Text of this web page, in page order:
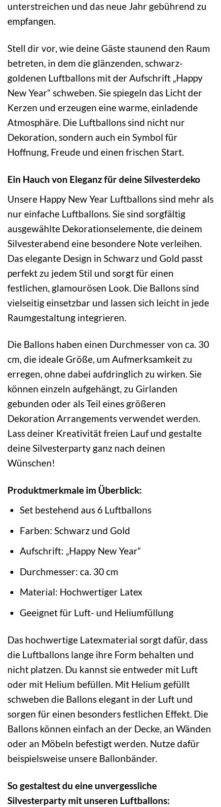
unterstreichen und das neue Jahr gebührend zu
empfangen.
Stell dir vor, wie deine Gäste staunend den Raum
betreten, in dem die glänzenden, schwarz-
goldenen Luftballons mit der Aufschrift „Happy
New Year“ schweben. Sie spiegeln das Licht der
Kerzen und erzeugen eine warme, einladende
Atmosphäre. Die Luftballons sind nicht nur
Dekoration, sondern auch ein Symbol für
Hoffnung, Freude und einen frischen Start.
Ein Hauch von Eleganz für deine Silvesterdeko
Unsere Happy New Year Luftballons sind mehr als
nur einfache Luftballons. Sie sind sorgfältig
ausgewählte Dekorationselemente, die deinem
Silvesterabend eine besondere Note verleihen.
Das elegante Design in Schwarz und Gold passt
perfekt zu jedem Stil und sorgt für einen
festlichen, glamourösen Look. Die Ballons sind
vielseitig einsetzbar und lassen sich leicht in jede
Raumgestaltung integrieren.
Die Ballons haben einen Durchmesser von ca. 30
cm, die ideale Größe, um Aufmerksamkeit zu
erregen, ohne dabei aufdringlich zu wirken. Sie
können einzeln aufgehängt, zu Girlanden
gebunden oder als Teil eines größeren
Dekoration Arrangements verwendet werden.
Lass deiner Kreativität freien Lauf und gestalte
deine Silvesterparty ganz nach deinen
Wünschen!
Produktmerkmale im Überblick:
Set bestehend aus 6 Luftballons
Farben: Schwarz und Gold
Aufschrift: „Happy New Year“
Durchmesser: ca. 30 cm
Material: Hochwertiger Latex
Geeignet für Luft- und Heliumfüllung
Das hochwertige Latexmaterial sorgt dafür, dass
die Luftballons lange ihre Form behalten und
nicht platzen. Du kannst sie entweder mit Luft
oder mit Helium befüllen. Mit Helium gefüllt
schweben die Ballons elegant in der Luft und
sorgen für einen besonders festlichen Effekt. Die
Ballons können einfach an der Decke, an Wänden
oder an Möbeln befestigt werden. Nutze dafür
beispielsweise unsere Ballonbänder.
So gestaltest du eine unvergessliche
Silvesterparty mit unseren Luftballons: